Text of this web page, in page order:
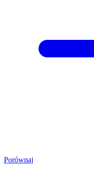
Porównaj